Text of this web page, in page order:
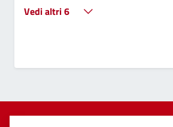
Vedi altri 6